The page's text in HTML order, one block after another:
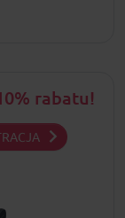
rabatu!